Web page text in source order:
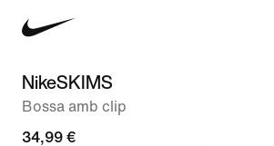
NikeSKIMS
Bossa amb clip
34,99 €